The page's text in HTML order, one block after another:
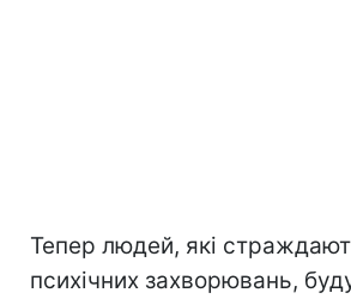
Тепер людей, які
психічних захворювань,